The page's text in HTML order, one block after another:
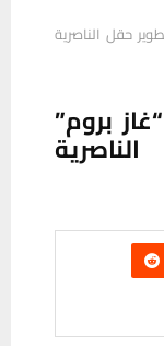
حقل الناصرية
بروم”